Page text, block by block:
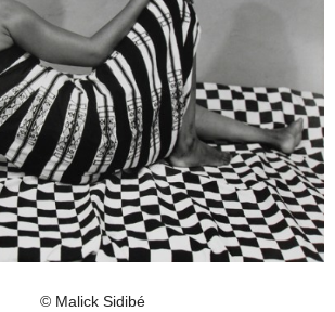
© Malick Sidibé